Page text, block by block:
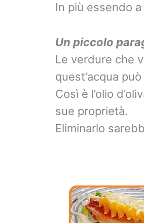
In più essendo
Un piccolo
Le verdure che
quest’acqua
Così è l’olio
sue proprietà.
Eliminarlo